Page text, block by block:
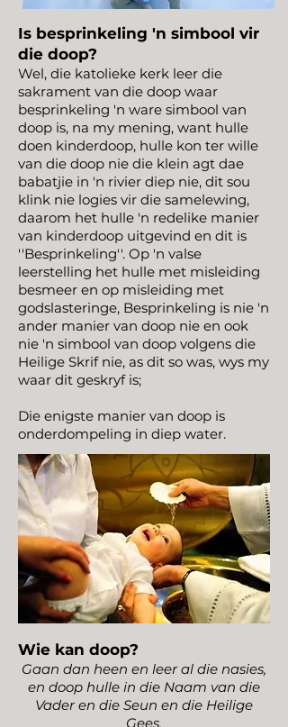
Is besprinkeling 'n simbool vir
die doop?
Wel, die katolieke kerk leer die
sakrament van die doop waar
besprinkeling 'n ware simbool van
doop is, na my mening, want hulle
doen kinderdoop, hulle kon ter wille
van die doop nie die klein agt dae
babatjie in 'n rivier diep nie, dit sou
klink nie logies vir die samelewing,
daarom het hulle 'n redelike manier
van kinderdoop uitgevind en dit is
''Besprinkeling''. Op 'n valse
leerstelling het hulle met misleiding
besmeer en op misleiding met
godslasteringe, Besprinkeling is nie 'n
ander manier van doop nie en ook
nie 'n simbool van doop volgens die
Heilige Skrif nie, as dit so was, wys my
waar dit geskryf is;
Die enigste manier van doop is
onderdompeling in diep water.
Wie kan doop?
Gaan dan heen en leer al die nasies,
en doop hulle in die Naam van die
Vader en die Seun en die Heilige
Gees.